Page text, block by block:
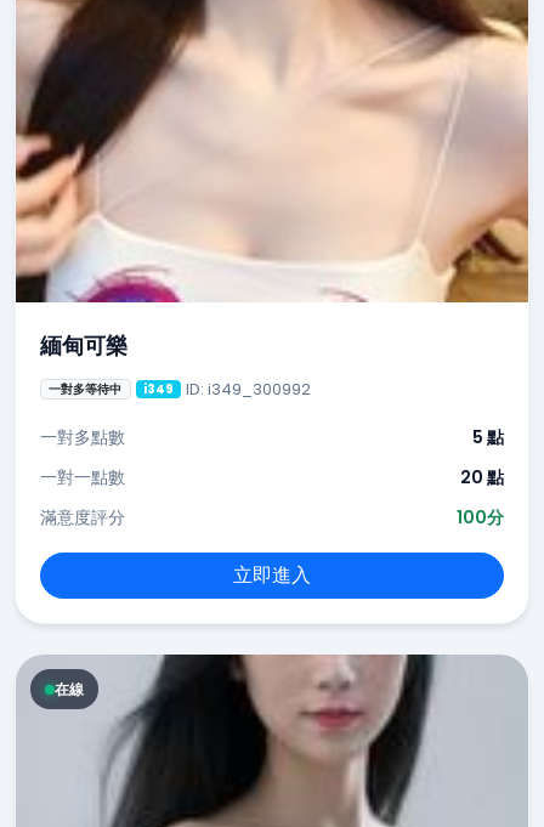
緬甸可樂
一對多等待中 i349 ID: i349_300992
一對多點數
5 點
一對一點數
20 點
滿意度評分
100分
立即進入
在線